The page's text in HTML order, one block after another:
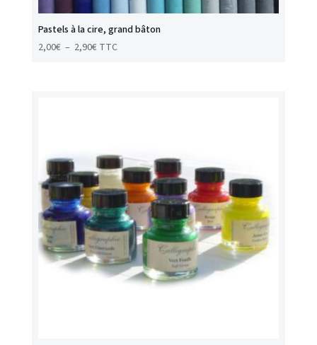
Pastels à la cire, grand bâton
2,00€ – 2,90€Plage
TTC